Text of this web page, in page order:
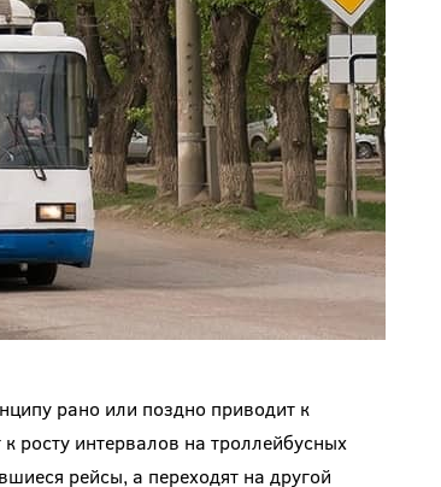
рано или поздно приводит к
росту интервалов на троллейбусных
рейсы, а переходят на другой